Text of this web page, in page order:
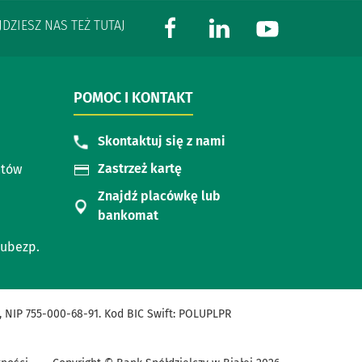
NAS TEŻ TUTAJ
POMOC I KONTAKT
Skontaktuj się z nami
Zastrzeż kartę
Znajdź placówkę lub
bankomat
755-000-68-91. Kod BIC Swift: POLUPLPR